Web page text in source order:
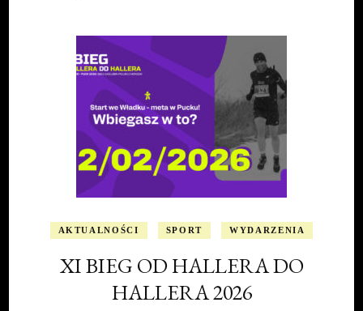
AKTUALNOŚCI SPORT WYDARZENIA
XI BIEG OD HALLERA DO
HALLERA 2026